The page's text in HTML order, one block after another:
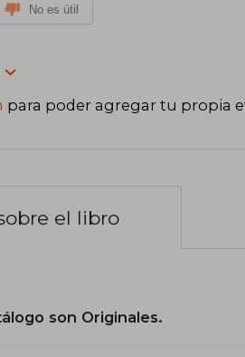
No es útil
para poder agregar tu propia
el libro
son Originales.